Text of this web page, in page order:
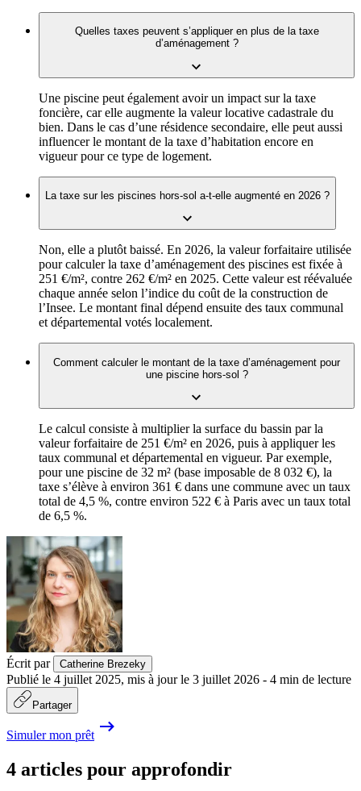
Quelles taxes peuvent s’appliquer en plus de la taxe
d’aménagement ?
Une piscine peut également avoir un impact sur la taxe
foncière, car elle augmente la valeur locative cadastrale du
bien. Dans le cas d’une résidence secondaire, elle peut aussi
influencer le montant de la taxe d’habitation encore en
vigueur pour ce type de logement.
La taxe sur les piscines hors-sol a-t-elle augmenté en 2026 ?
Non, elle a plutôt baissé. En 2026, la valeur forfaitaire utilisée
pour calculer la taxe d’aménagement des piscines est fixée à
251 €/m², contre 262 €/m² en 2025. Cette valeur est réévaluée
chaque année selon l’indice du coût de la construction de
l’Insee. Le montant final dépend ensuite des taux communal
et départemental votés localement.
Comment calculer le montant de la taxe d’aménagement pour
une piscine hors-sol ?
Le calcul consiste à multiplier la surface du bassin par la
valeur forfaitaire de 251 €/m² en 2026, puis à appliquer les
taux communal et départemental en vigueur. Par exemple,
pour une piscine de 32 m² (base imposable de 8 032 €), la
taxe s’élève à environ 361 € dans une commune avec un taux
total de 4,5 %, contre environ 522 € à Paris avec un taux total
de 6,5 %.
Écrit par Catherine Brezeky
Publié le 4 juillet 2025, mis à jour le 3 juillet 2026 - 4 min de lecture
Partager
Simuler mon prêt
4 articles pour approfondir